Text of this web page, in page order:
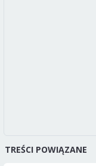
TREŚCI POWIĄZANE